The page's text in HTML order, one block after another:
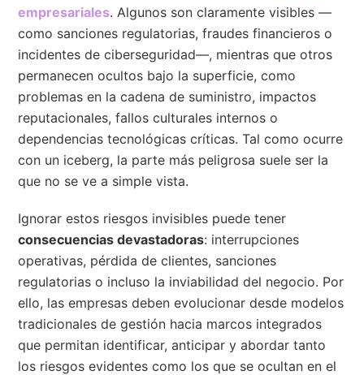
empresariales. Algunos son claramente visibles —
como sanciones regulatorias, fraudes financieros o
incidentes de ciberseguridad—, mientras que otros
permanecen ocultos bajo la superficie, como
problemas en la cadena de suministro, impactos
reputacionales, fallos culturales internos o
dependencias tecnológicas críticas. Tal como ocurre
con un iceberg, la parte más peligrosa suele ser la
que no se ve a simple vista.
Ignorar estos riesgos invisibles puede tener
consecuencias devastadoras: interrupciones
operativas, pérdida de clientes, sanciones
regulatorias o incluso la inviabilidad del negocio. Por
ello, las empresas deben evolucionar desde modelos
tradicionales de gestión hacia marcos integrados
que permitan identificar, anticipar y abordar tanto
los riesgos evidentes como los que se ocultan en el